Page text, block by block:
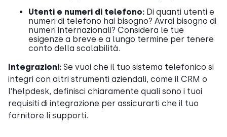
Utenti e numeri di telefono: Di quanti utenti e
numeri di telefono hai bisogno? Avrai bisogno di
numeri internazionali? Considera le tue
esigenze a breve e a lungo termine per tenere
conto della scalabilità.
Integrazioni: Se vuoi che il tuo sistema telefonico si
integri con altri strumenti aziendali, come il CRM o
l’helpdesk, definisci chiaramente quali sono i tuoi
requisiti di integrazione per assicurarti che il tuo
fornitore li supporti.